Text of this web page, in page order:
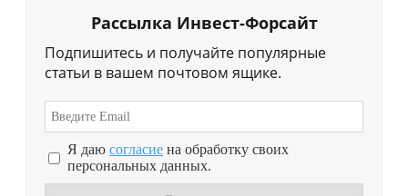
Рассылка Инвест-Форсайт
Подпишитесь и получайте популярные
статьи в вашем почтовом ящике.
Я даю согласие на обработку своих
персональных данных.